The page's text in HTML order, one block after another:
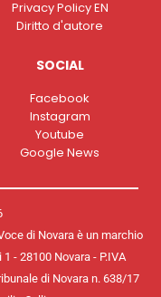
Privacy Policy EN
Diritto d'autore
SOCIAL
Facebook
Instagram
Youtube
Google News
di Novara è un marchio
- 28100 Novara - P.IVA
di Novara n. 638/17